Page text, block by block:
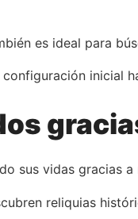
es ideal para
inicial
sus vidas gracias a
reliquias